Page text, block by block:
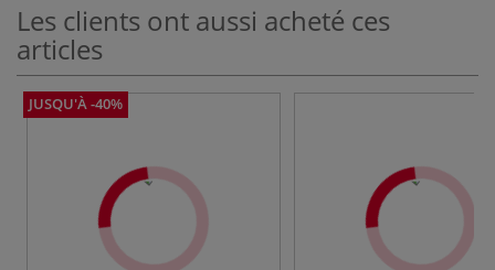
Les clients ont aussi acheté ces
articles
JUSQU'À -40%